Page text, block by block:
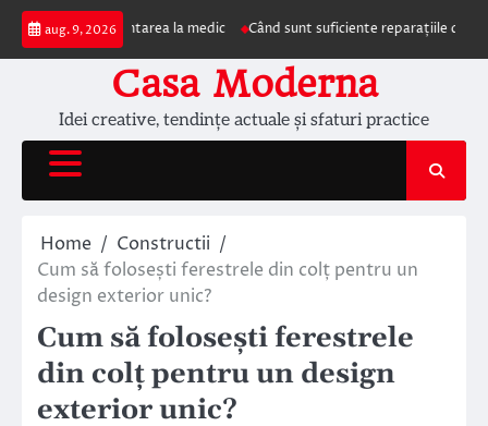
Skip
content
aug. 9, 2026
prezentarea la medic Când sunt suficiente reparațiile de acoperiș și
Casa Moderna
Idei creative, tendințe actuale și sfaturi practice
Home
Constructii
Cum să folosești ferestrele din colț pentru un
design exterior unic?
Cum să folosești ferestrele
din colț pentru un design
exterior unic?